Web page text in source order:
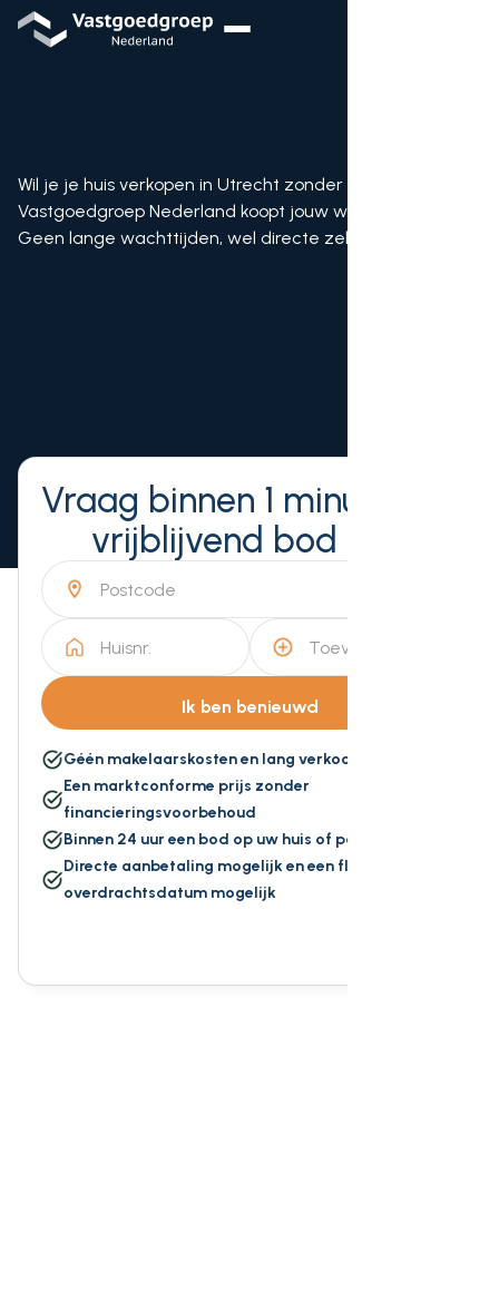
Wil je je huis verkopen in Utrecht zonder makelaar?
Vastgoedgroep Nederland koopt jouw woning direct.
Geen lange wachttijden, wel directe zekerheid.
Vraag binnen 1 minuut een
vrijblijvend bod aan
Géén makelaarskosten en lang verkoopproces
Een marktconforme prijs zonder
financieringsvoorbehoud
Binnen 24 uur een bod op uw huis of pand
Directe aanbetaling mogelijk en een flexibele
overdrachtsdatum mogelijk